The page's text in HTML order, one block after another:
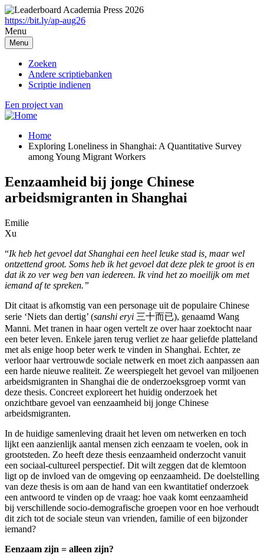
Overslaan
en
naar
de
inhoud
gaan
https://bit.ly/ap-aug26
Menu
Menu
Zoeken
Andere scriptiebanken
Scriptie indienen
Een project van
Breadcrumb
Home
Exploring Loneliness in Shanghai: A Quantitative Survey
among Young Migrant Workers
Eenzaamheid bij jonge Chinese
arbeidsmigranten in Shanghai
Emilie
Xu
“Ik heb het gevoel dat Shanghai een heel leuke stad is, maar wel
ontzettend groot. Soms heb ik het gevoel dat deze plek te groot is en
dat ik zo ver weg ben van iedereen. Ik vind het zo moeilijk om met
iemand af te spreken.”
Dit citaat is afkomstig van een personage uit de populaire Chinese
serie ‘Niets dan dertig’ (sanshi eryi 三十而已), genaamd Wang
Manni. Met tranen in haar ogen vertelt ze over haar zoektocht naar
een beter leven. Enkele jaren terug verliet ze haar geliefde platteland
met als enige hoop beter werk te vinden in Shanghai. Echter, ze
verloor haar vertrouwde sociale netwerk en moet zich aanpassen aan
een harde nieuwe realiteit. Ze weerspiegelt het gevoel van miljoenen
arbeidsmigranten in Shanghai die de onderzoeksgroep vormt van
deze thesis. Concreet exploreert het huidig onderzoek het
onzichtbare gevoel van eenzaamheid bij jonge Chinese
arbeidsmigranten.
In de huidige samenleving draait het leven om netwerken en toch
lijkt een aanzienlijk aantal mensen zich eenzaam te voelen, ook in
grootsteden. Zo heeft deze thesis eenzaamheid onderzocht vanuit
een sociaal-cultureel perspectief. Dit wilt zeggen dat de klemtoon
ligt op de invloed van de omgeving op eenzaamheid. De doelstelling
van deze thesis is om aan de hand van een kwantitatief onderzoek
een antwoord te vinden op de vraag: hoe vaak komt eenzaamheid
bij verschillende socio-demografische groepen voor en hoe verhoudt
dit zich tot de sociale steun van vrienden, familie of een bijzonder
iemand?
Eenzaam zijn = alleen zijn?